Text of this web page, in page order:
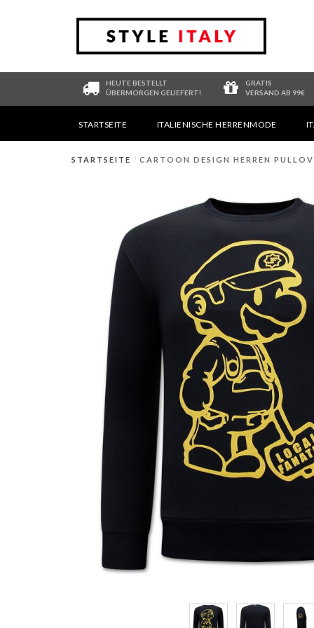
HEUTE BESTELLT
ÜBERMORGEN GELIEFERT!
GRATIS
VERSAND AB 99€
STARTSEITE ITALIENISCHE HERRENMODE
STARTSEITE / CARTOON DESIGN HERREN